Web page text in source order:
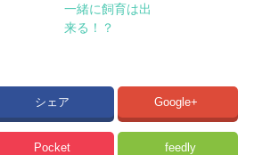
一緒に飼育は出
来る！？
シェア Google+
Pocket feedly